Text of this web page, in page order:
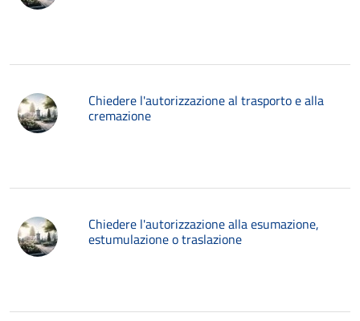
Chiedere l'autorizzazione al trasporto e alla
cremazione
Chiedere l'autorizzazione alla esumazione,
estumulazione o traslazione